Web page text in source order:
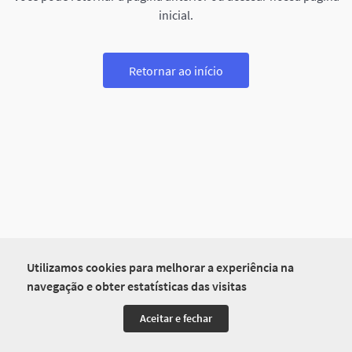
Utilizamos cookies para melhorar a experiência na
navegação e obter estatísticas das visitas
Aceitar e fechar
inicial.
Retornar ao início